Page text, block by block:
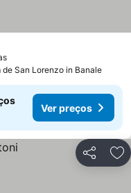
Ver preços
preços
de San Lorenzo in Banale
Ver preços
Partilhar